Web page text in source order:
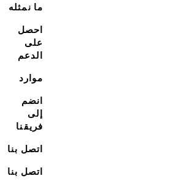
ما نمثله
احصل
على
الدعم
موارد
انضم
إلى
فريقنا
اتصل بنا
اتصل بنا